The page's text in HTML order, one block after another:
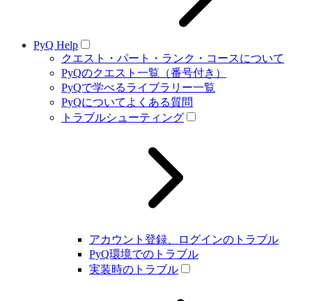
PyQ Help
クエスト・パート・ランク・コースについて
PyQのクエスト一覧（番号付き）
PyQで学べるライブラリー一覧
PyQについてよくある質問
トラブルシューティング
アカウント登録、ログインのトラブル
PyQ環境でのトラブル
実装時のトラブル